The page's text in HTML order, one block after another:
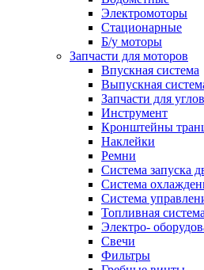
Электромоторы
Стационарные
Б/у моторы
Запчасти для моторов
Впускная система
Выпускная
Запчасти для
Инструмент
Кронштейны
Наклейки
Ремни
Система запуска
Система
Система
Топливная система
Электро-
Свечи
Фильтры